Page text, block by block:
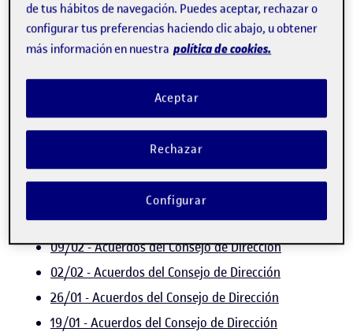
11/05 - Acuerdos del Consejo de Dirección
04/05 - Acuerdos del Consejo de Dirección
13/04 - Acuerdos del Consejo de Dirección
23/03 - Acuerdos del Consejo de Dirección
16/03 - Acuerdos del Consejo de Dirección
02/03 - Acuerdos del Consejo de Dirección
23/02 - Acuerdos del Consejo de Dirección
16/02 - Acuerdos del Consejo de Dirección
09/02 - Acuerdos del Consejo de Dirección
02/02 - Acuerdos del Consejo de Dirección
26/01 - Acuerdos del Consejo de Dirección
19/01 - Acuerdos del Consejo de Dirección
de tus hábitos de navegación. Puedes aceptar, rechazar o
configurar tus preferencias haciendo clic abajo, u obtener
más información en nuestra política de cookies.
Rechazar
Aceptar
Configurar